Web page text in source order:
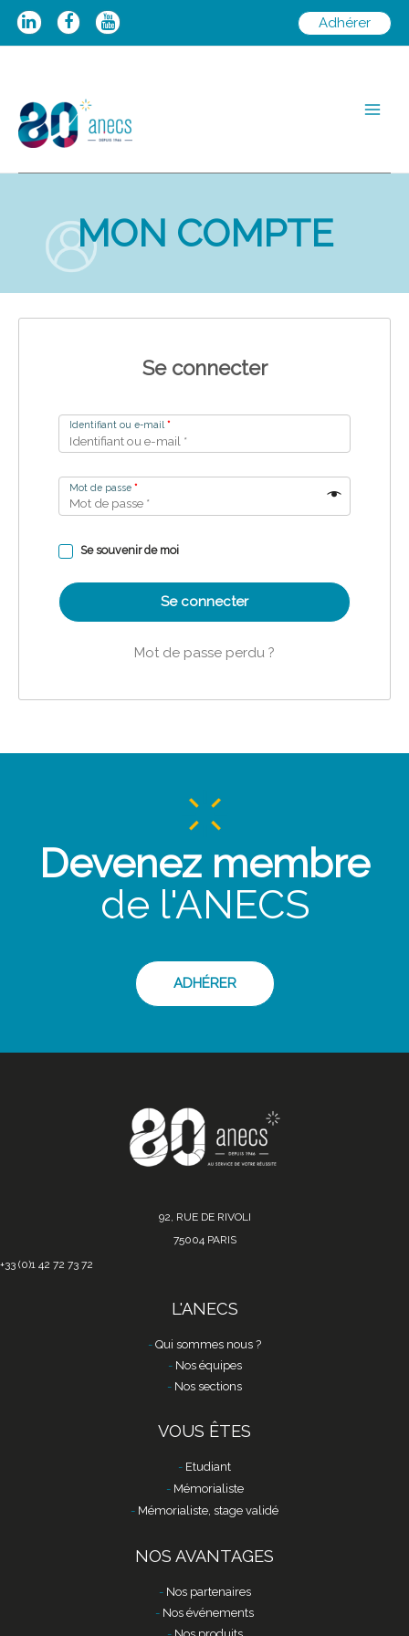
Aller
Adhérer
MON COMPTE
Se connecter
Identifiant ou e-mail *
Mot de passe *
Se souvenir de moi
Se connecter
Mot de passe perdu ?
Devenez membre
de l'ANECS
ADHÉRER
92, RUE DE RIVOLI
75004 PARIS
+33 (0)1 42 72 73 72
L'ANECS
Qui sommes nous ?
Nos équipes
Nos sections
VOUS ÊTES
Etudiant
Mémorialiste
Mémorialiste, stage validé
NOS AVANTAGES
Nos partenaires
Nos événements